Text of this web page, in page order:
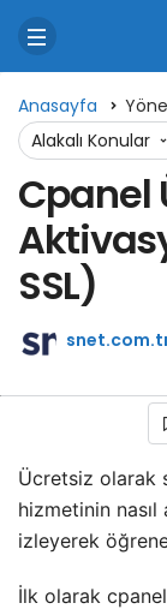
Anasayfa
Alakalı Konular
Cpanel
SSL)
Ücretsiz olarak
hizmetinin nasıl
izleyerek
İlk olarak